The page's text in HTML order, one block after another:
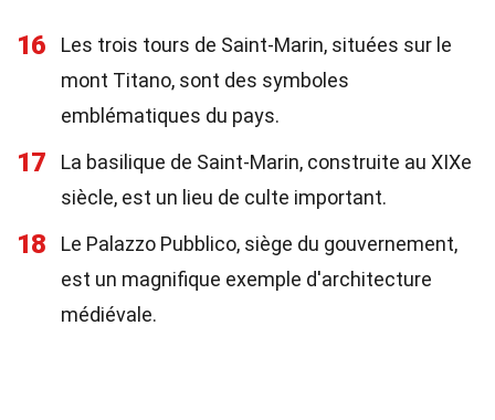
16
Les trois tours de Saint-Marin, situées sur le
mont Titano, sont des symboles
emblématiques du pays.
17
La basilique de Saint-Marin, construite au XIXe
siècle, est un lieu de culte important.
18
Le Palazzo Pubblico, siège du gouvernement,
est un magnifique exemple d'architecture
médiévale.